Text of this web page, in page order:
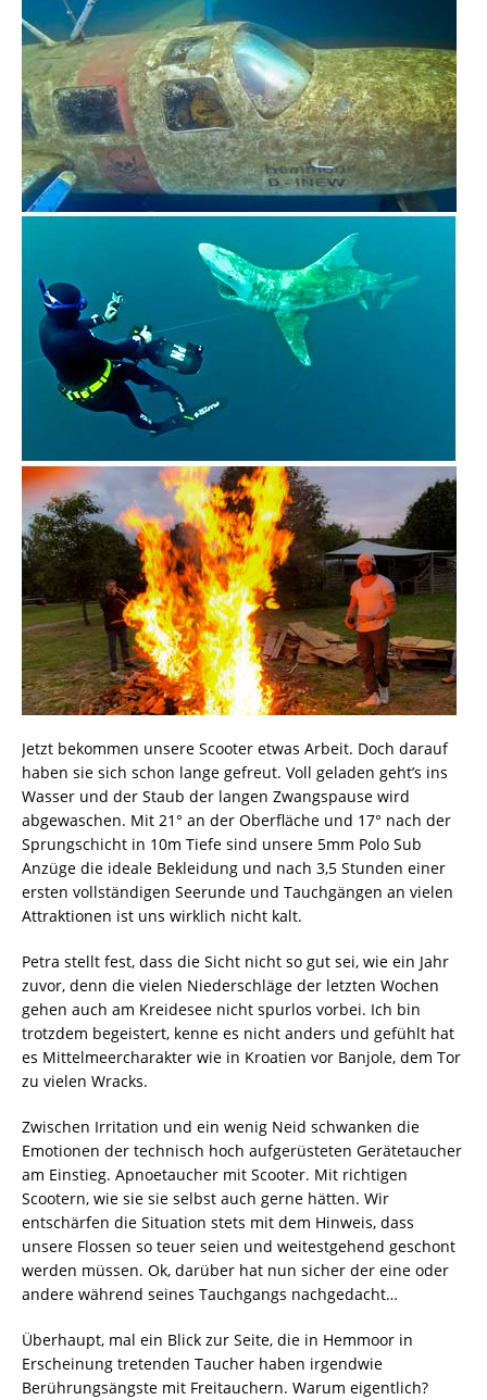
Jetzt bekommen unsere Scooter etwas Arbeit. Doch darauf
haben sie sich schon lange gefreut. Voll geladen geht’s ins
Wasser und der Staub der langen Zwangspause wird
abgewaschen. Mit 21° an der Oberfläche und 17° nach der
Sprungschicht in 10m Tiefe sind unsere 5mm Polo Sub
Anzüge die ideale Bekleidung und nach 3,5 Stunden einer
ersten vollständigen Seerunde und Tauchgängen an vielen
Attraktionen ist uns wirklich nicht kalt.
Petra stellt fest, dass die Sicht nicht so gut sei, wie ein Jahr
zuvor, denn die vielen Niederschläge der letzten Wochen
gehen auch am Kreidesee nicht spurlos vorbei. Ich bin
trotzdem begeistert, kenne es nicht anders und gefühlt hat
es Mittelmeercharakter wie in Kroatien vor Banjole, dem Tor
zu vielen Wracks.
Zwischen Irritation und ein wenig Neid schwanken die
Emotionen der technisch hoch aufgerüsteten Gerätetaucher
am Einstieg. Apnoetaucher mit Scooter. Mit richtigen
Scootern, wie sie sie selbst auch gerne hätten. Wir
entschärfen die Situation stets mit dem Hinweis, dass
unsere Flossen so teuer seien und weitestgehend geschont
werden müssen. Ok, darüber hat nun sicher der eine oder
andere während seines Tauchgangs nachgedacht…
Überhaupt, mal ein Blick zur Seite, die in Hemmoor in
Erscheinung tretenden Taucher haben irgendwie
Berührungsängste mit Freitauchern. Warum eigentlich?